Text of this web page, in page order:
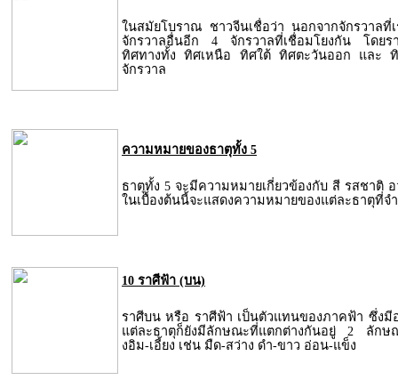
ในสมัยโบราณ ชาวจีนเชื่อว่า นอกจากจักรวาลที่
จักรวาลอื่นอีก 4 จักรวาลที่เชื่อมโยงกัน โดยร
ทิศทางทั้ง ทิศเหนือ ทิศใต้ ทิศตะวันออก และ
จักรวาล
ความหมายของธาตุทั้ง 5
ธาตุทั้ง 5 จะมีความหมายเกี่ยวข้องกับ สี รสชาติ อ
ในเบื้องต้นนี้จะแสดงความหมายของแต่ละธาตุที่จ
10 ราศีฟ้า (บน)
ราศีบน หรือ ราศีฟ้า เป็นตัวแทนของภาคฟ้า ซึ่งมี
แต่ละธาตุก็ยังมีลักษณะที่แตกต่างกันอยู่ 2 ลัก
งอิม-เอี้ยง เช่น มืด-สว่าง ดำ-ขาว อ่อน-แข็ง